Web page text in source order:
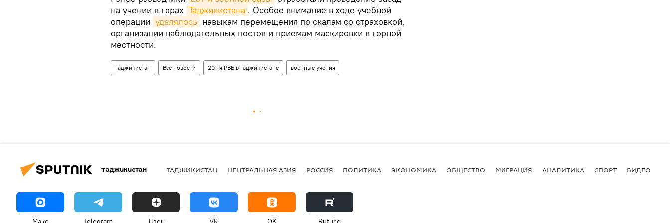
на учении в горах Таджикистана . Особое внимание в ходе учебной
операции уделялось навыкам перемещения по скалам со страховкой,
организации наблюдательных постов и приемам маскировки в горной
местности.
Таджикистан Все новости 201-я РВБ в Таджикистане военные учения
Таджикистан ТАДЖИКИСТАН ЦЕНТРАЛЬНАЯ АЗИЯ РОССИЯ ПОЛИТИКА ЭКОНОМИКА ОБЩЕСТВО МИГРАЦИЯ АНАЛИТИКА СПОРТ ВИДЕО
Макс Telegram Дзен VK OK Rutube